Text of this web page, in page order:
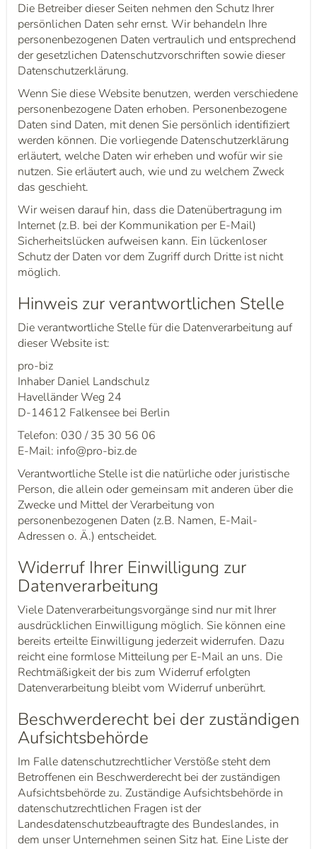
Die Betreiber dieser Seiten nehmen den Schutz Ihrer
persönlichen Daten sehr ernst. Wir behandeln Ihre
personenbezogenen Daten vertraulich und entsprechend
der gesetzlichen Datenschutzvorschriften sowie dieser
Datenschutzerklärung.
Wenn Sie diese Website benutzen, werden verschiedene
personenbezogene Daten erhoben. Personenbezogene
Daten sind Daten, mit denen Sie persönlich identifiziert
werden können. Die vorliegende Datenschutzerklärung
erläutert, welche Daten wir erheben und wofür wir sie
nutzen. Sie erläutert auch, wie und zu welchem Zweck
das geschieht.
Wir weisen darauf hin, dass die Datenübertragung im
Internet (z.B. bei der Kommunikation per E-Mail)
Sicherheitslücken aufweisen kann. Ein lückenloser
Schutz der Daten vor dem Zugriff durch Dritte ist nicht
möglich.
Hinweis zur verantwortlichen Stelle
Die verantwortliche Stelle für die Datenverarbeitung auf
dieser Website ist:
pro-biz
Inhaber Daniel Landschulz
Havelländer Weg 24
D-14612 Falkensee bei Berlin
Telefon: 030 / 35 30 56 06
E-Mail: info@pro-biz.de
Verantwortliche Stelle ist die natürliche oder juristische
Person, die allein oder gemeinsam mit anderen über die
Zwecke und Mittel der Verarbeitung von
personenbezogenen Daten (z.B. Namen, E-Mail-
Adressen o. Ä.) entscheidet.
Widerruf Ihrer Einwilligung zur
Datenverarbeitung
Viele Datenverarbeitungsvorgänge sind nur mit Ihrer
ausdrücklichen Einwilligung möglich. Sie können eine
bereits erteilte Einwilligung jederzeit widerrufen. Dazu
reicht eine formlose Mitteilung per E-Mail an uns. Die
Rechtmäßigkeit der bis zum Widerruf erfolgten
Datenverarbeitung bleibt vom Widerruf unberührt.
Beschwerderecht bei der zuständigen
Aufsichtsbehörde
Im Falle datenschutzrechtlicher Verstöße steht dem
Betroffenen ein Beschwerderecht bei der zuständigen
Aufsichtsbehörde zu. Zuständige Aufsichtsbehörde in
datenschutzrechtlichen Fragen ist der
Landesdatenschutzbeauftragte des Bundeslandes, in
dem unser Unternehmen seinen Sitz hat. Eine Liste der